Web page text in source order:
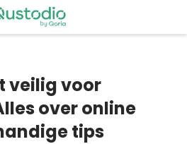
veilig voor
over online
tips